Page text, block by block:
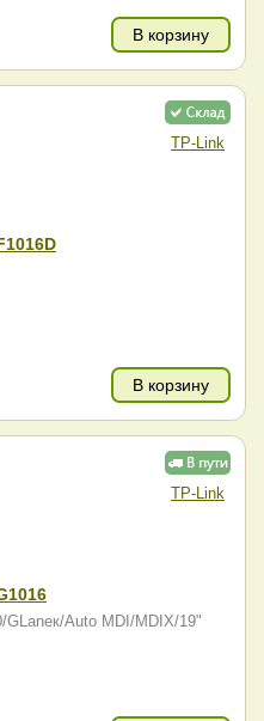
В корзину
TP-Link
В корзину
TP-Link
Auto MDI/MDIX/19"